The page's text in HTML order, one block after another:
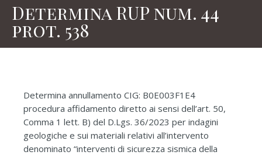
Determina RUP num. 44
prot. 538
Determina annullamento CIG: B0E003F1E4
procedura affidamento diretto ai sensi dell’art. 50,
Comma 1 lett. B) del D.Lgs. 36/2023 per indagini
geologiche e sui materiali relativi all’intervento
denominato “interventi di sicurezza sismica della